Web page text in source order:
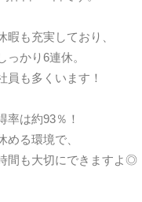
暇も充実しており、
っかり6連休。
員も多くいます！
率は約93％！
める環境で、
間も大切にできますよ◎